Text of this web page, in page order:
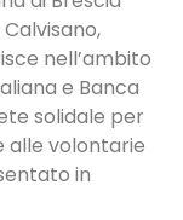
nell’ambito
e Banca
solidale per
alle volontarie
in